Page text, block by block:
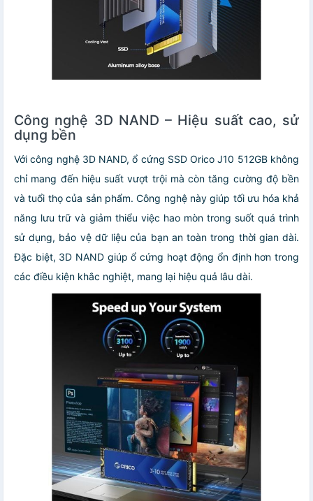
Công nghệ 3D NAND – Hiệu suất cao, sử
dụng bền
Với công nghệ 3D NAND, ổ cứng SSD Orico J10 512GB không
chỉ mang đến hiệu suất vượt trội mà còn tăng cường độ bền
và tuổi thọ của sản phẩm. Công nghệ này giúp tối ưu hóa khả
năng lưu trữ và giảm thiểu việc hao mòn trong suốt quá trình
sử dụng, bảo vệ dữ liệu của bạn an toàn trong thời gian dài.
Đặc biệt, 3D NAND giúp ổ cứng hoạt động ổn định hơn trong
các điều kiện khắc nghiệt, mang lại hiệu quả lâu dài.